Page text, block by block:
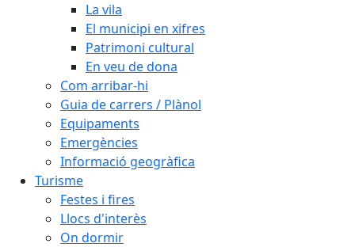
La vila
El municipi en xifres
Patrimoni cultural
En veu de dona
Com arribar-hi
Guia de carrers / Plànol
Equipaments
Emergències
Informació geogràfica
Turisme
Festes i fires
Llocs d'interès
On dormir